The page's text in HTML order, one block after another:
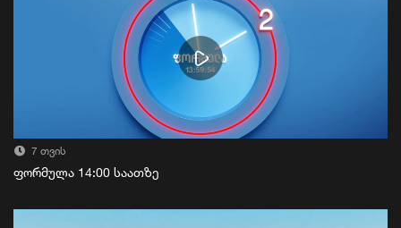
7 თვის
ფორმულა 14:00 საათზე